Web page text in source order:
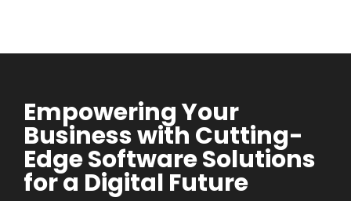
Empowering Your
Business with Cutting-
Edge Software Solutions
for a Digital Future